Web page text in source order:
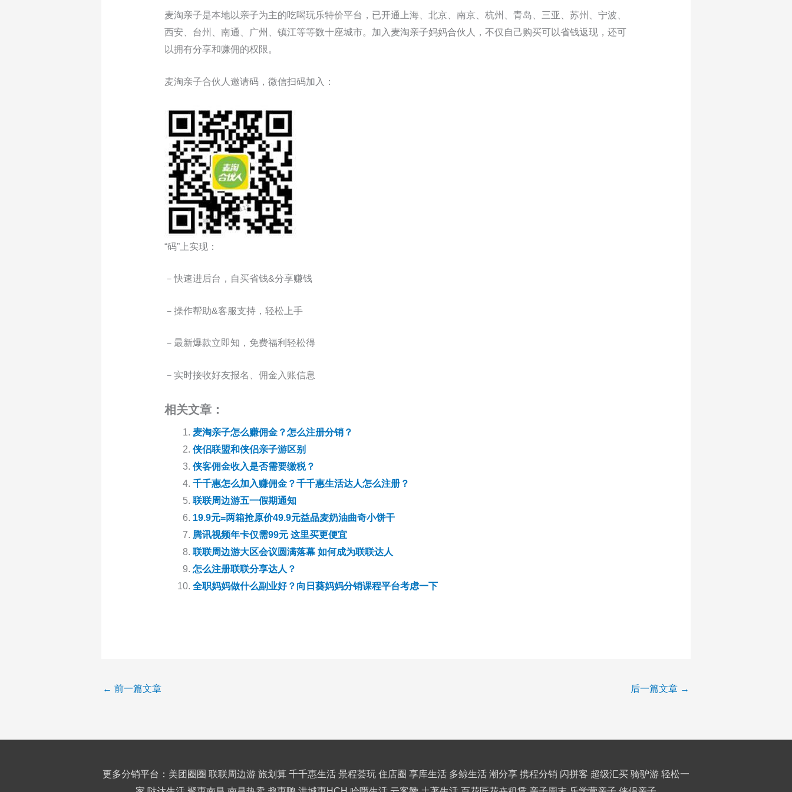
麦淘亲子是本地以亲子为主的吃喝玩乐特价平台，已开通上海、北京、南京、杭州、青岛、三亚、苏州、宁波、
西安、台州、南通、广州、镇江等等数十座城市。加入麦淘亲子妈妈合伙人，不仅自己购买可以省钱返现，还可
以拥有分享和赚佣的权限。
麦淘亲子合伙人邀请码，微信扫码加入：
“码”上实现：
－快速进后台，自买省钱&分享赚钱
－操作帮助&客服支持，轻松上手
－最新爆款立即知，免费福利轻松得
－实时接收好友报名、佣金入账信息
相关文章：
麦淘亲子怎么赚佣金？怎么注册分销？
侠侣联盟和侠侣亲子游区别
侠客佣金收入是否需要缴税？
千千惠怎么加入赚佣金？千千惠生活达人怎么注册？
联联周边游五一假期通知
19.9元=两箱抢原价49.9元益品麦奶油曲奇小饼干
腾讯视频年卡仅需99元 这里买更便宜
联联周边游大区会议圆满落幕 如何成为联联达人
怎么注册联联分享达人？
全职妈妈做什么副业好？向日葵妈妈分销课程平台考虑一下
← 前一篇文章 后一篇文章 →
更多分销平台 ： 美团圈圈 联联周边游 旅划算 千千惠生活 景程荟玩 住店圈 享库生活 多鲸生活 潮分享 携程分销 闪拼客 超级汇买 骑驴游 轻松一